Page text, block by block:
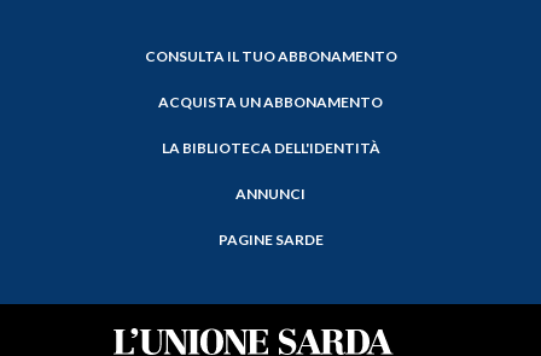
CONSULTA IL TUO ABBONAMENTO
ACQUISTA UN ABBONAMENTO
LA BIBLIOTECA DELL'IDENTITÀ
ANNUNCI
PAGINE SARDE